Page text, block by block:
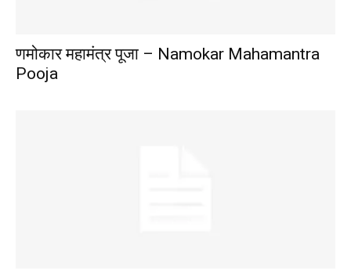
णमोकार महामंत्र पूजा – Namokar Mahamantra
Pooja